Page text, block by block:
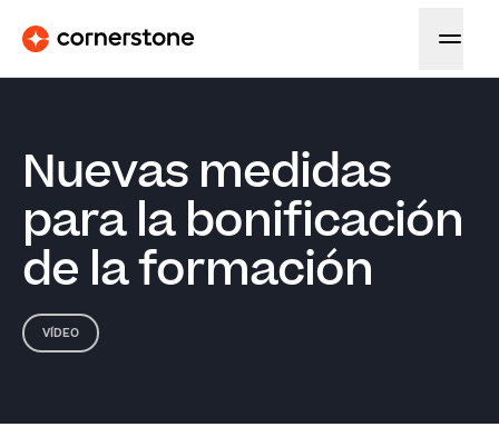
Nuevas medidas
para la bonificación
de la formación
VÍDEO